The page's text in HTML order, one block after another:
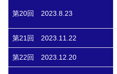
第20回 2023.8.23
第21回 2023.11.22
第22回 2023.12.20